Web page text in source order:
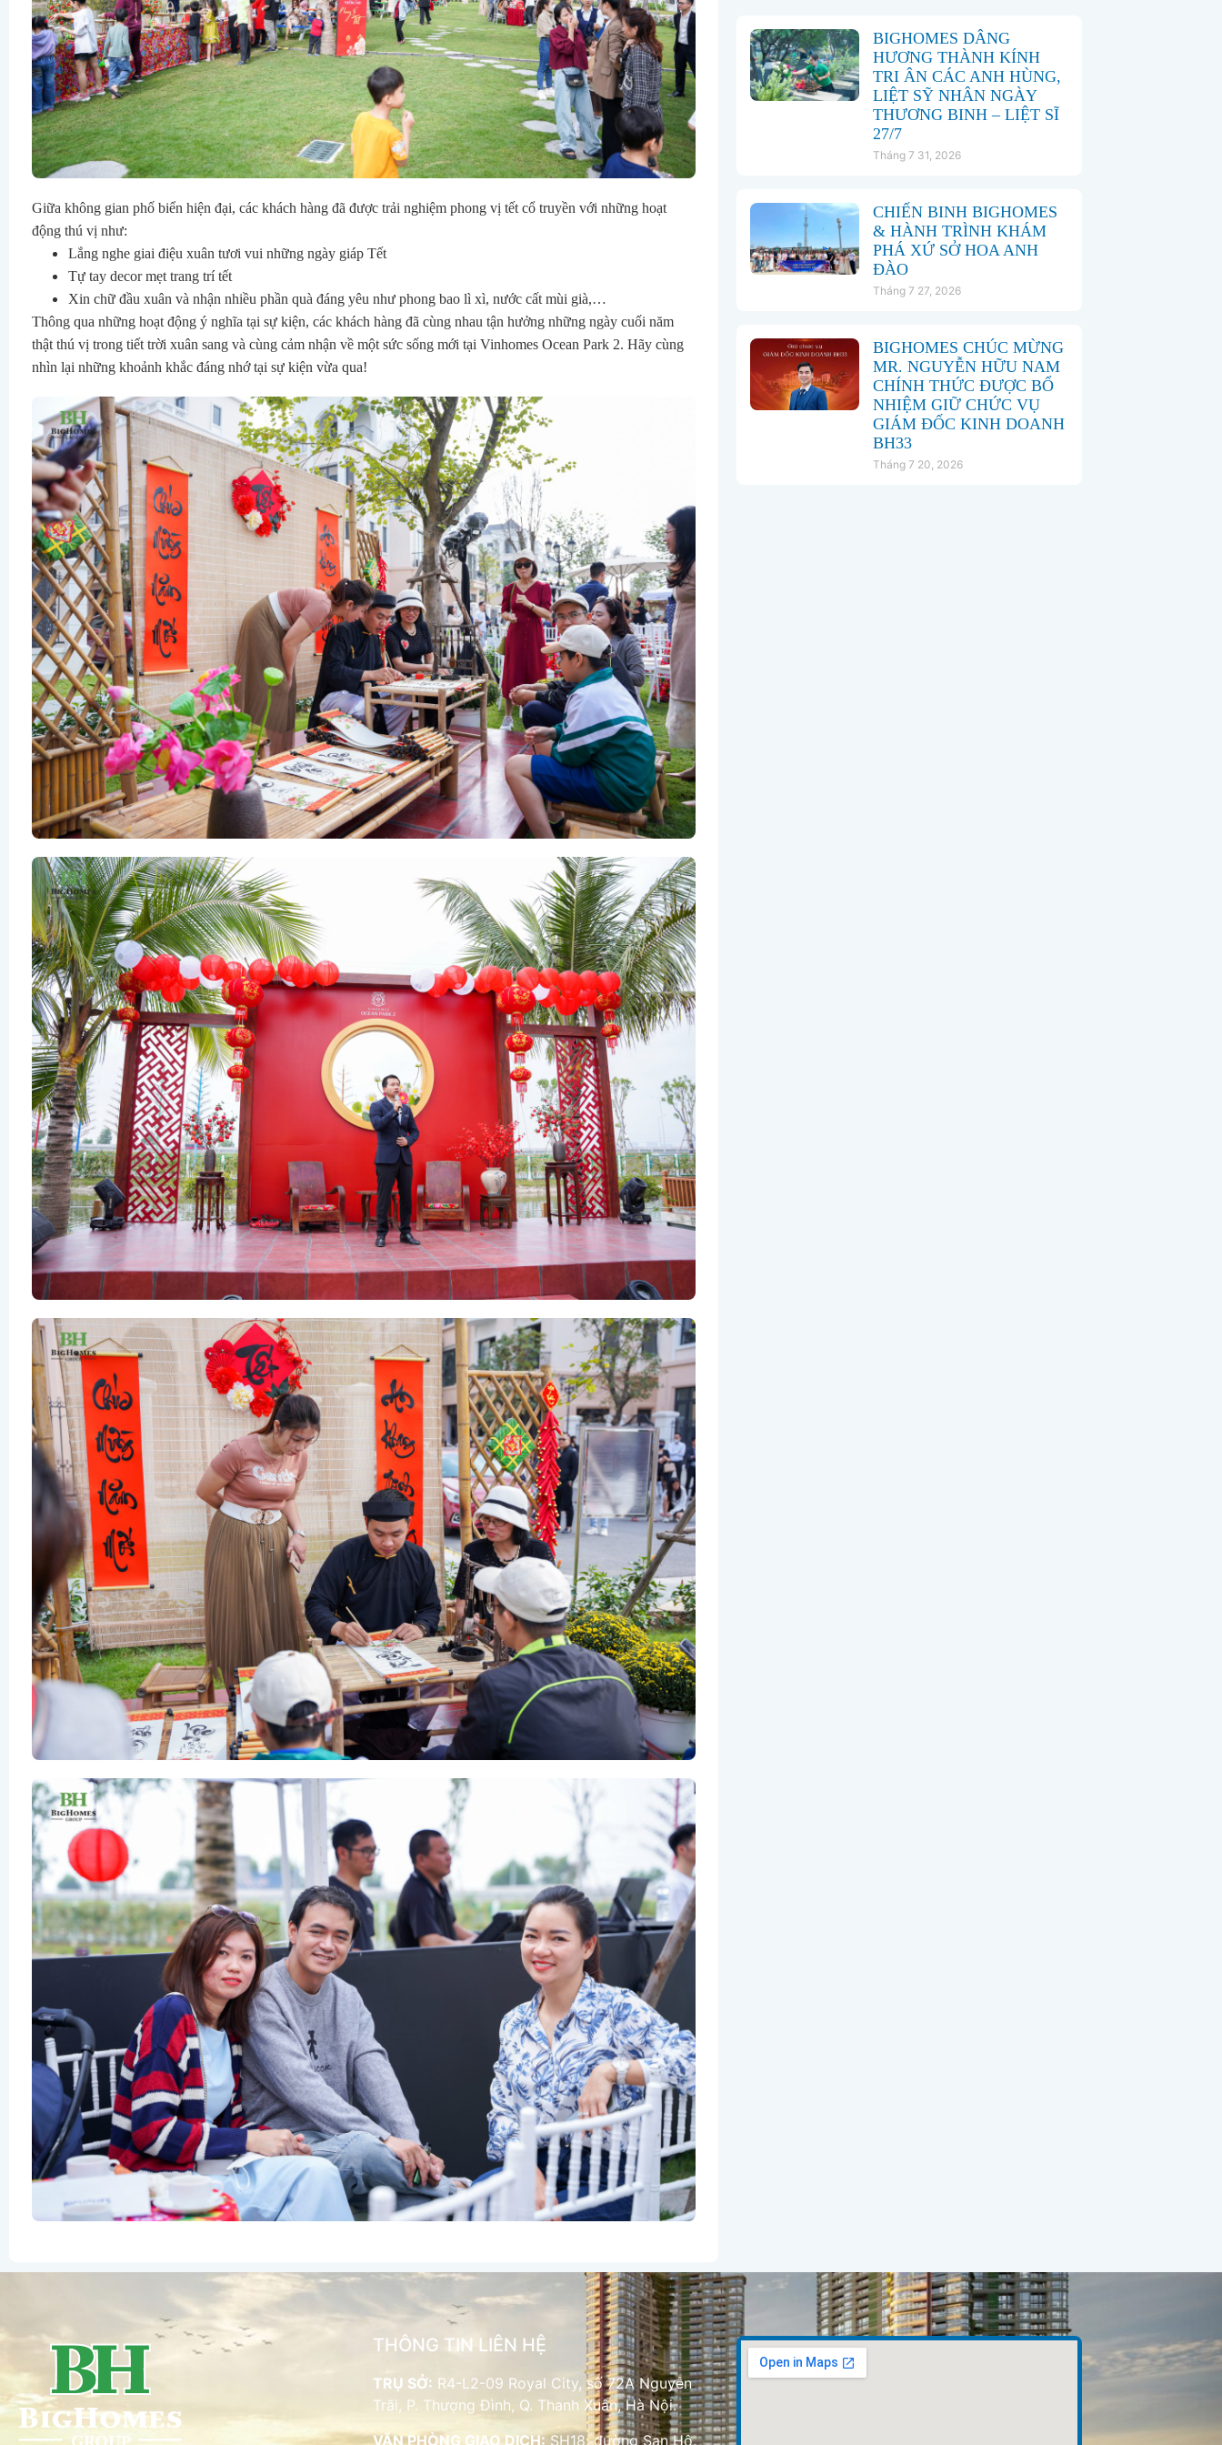
Giữa không gian phố biển hiện đại, các khách hàng đã được trải nghiệm phong vị tết cổ truyền với những hoạt
động thú vị như:
Lắng nghe giai điệu xuân tươi vui những ngày giáp Tết
Tự tay decor mẹt trang trí tết
Xin chữ đầu xuân và nhận nhiều phần quà đáng yêu như phong bao lì xì, nước cất mùi già,…
Thông qua những hoạt động ý nghĩa tại sự kiện, các khách hàng đã cùng nhau tận hưởng những ngày cuối năm
thật thú vị trong tiết trời xuân sang và cùng cảm nhận về một sức sống mới tại Vinhomes Ocean Park 2. Hãy cùng
nhìn lại những khoảnh khắc đáng nhớ tại sự kiện vừa qua!
BIGHOMES DÂNG
HƯƠNG THÀNH KÍNH
TRI ÂN CÁC ANH HÙNG,
LIỆT SỸ NHÂN NGÀY
THƯƠNG BINH – LIỆT SĨ
27/7
Tháng 7 31, 2026
CHIẾN BINH BIGHOMES
& HÀNH TRÌNH KHÁM
PHÁ XỨ SỞ HOA ANH
ĐÀO
Tháng 7 27, 2026
BIGHOMES CHÚC MỪNG
MR. NGUYỄN HỮU NAM
CHÍNH THỨC ĐƯỢC BỔ
NHIỆM GIỮ CHỨC VỤ
GIÁM ĐỐC KINH DOANH
BH33
Tháng 7 20, 2026
THÔNG TIN LIÊN HỆ
TRỤ SỞ: R4-L2-09 Royal City, số 72A Nguyễn
Trãi, P. Thượng Đình, Q. Thanh Xuân, Hà Nội.
VĂN PHÒNG GIAO DỊCH: SH18, đường San Hô,